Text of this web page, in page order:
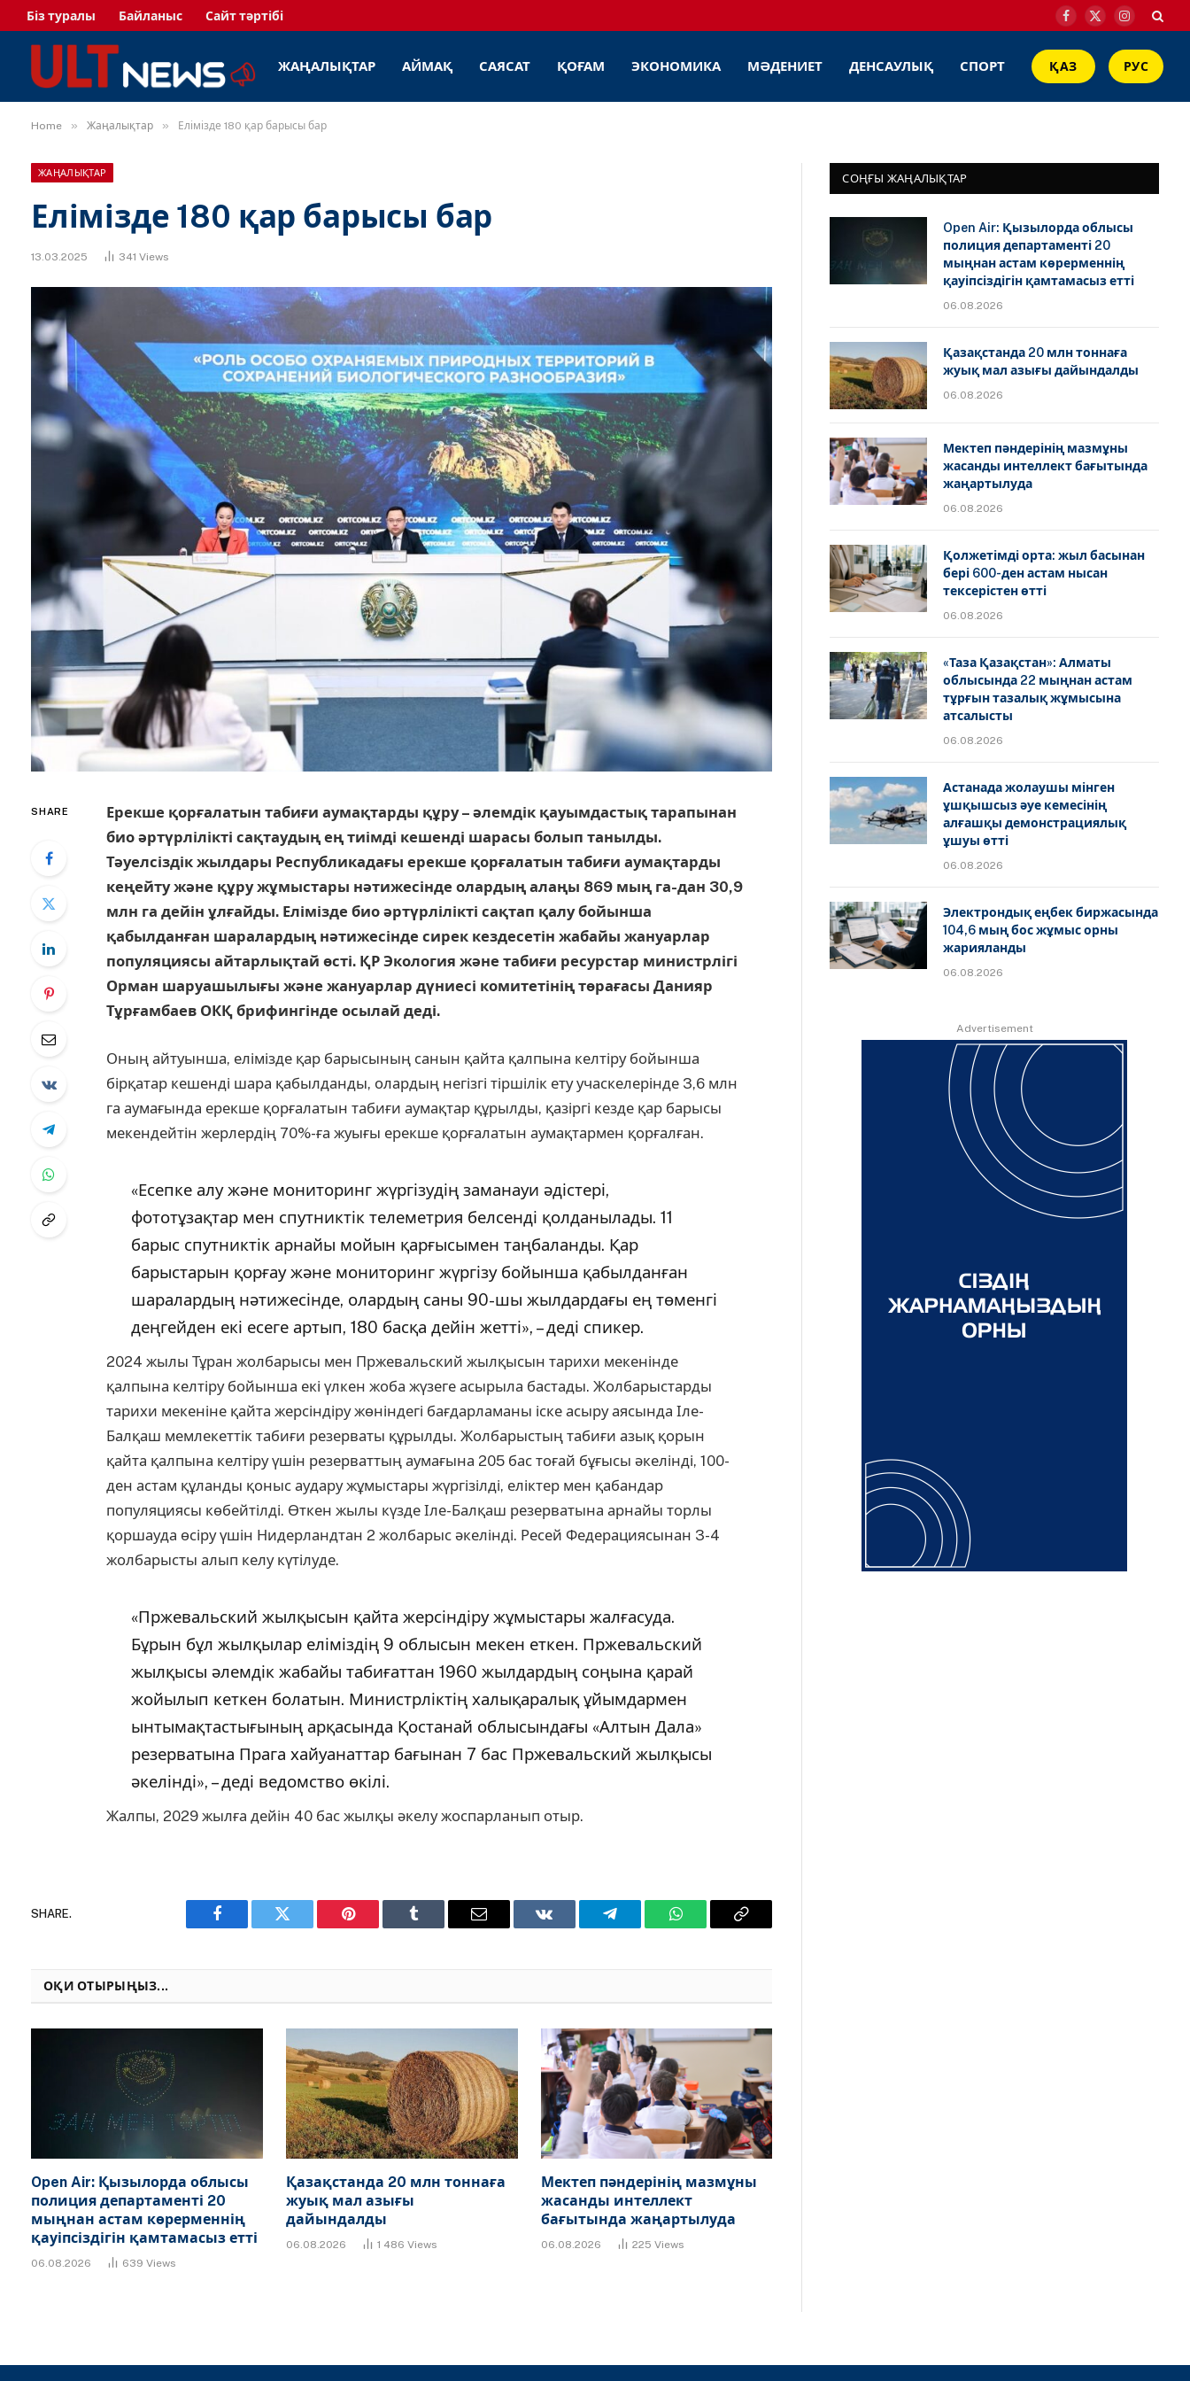
Біз туралы Байланыс Сайт тәртібі
Facebook
X
Instagram
ЖАҢАЛЫҚТАР АЙМАҚ САЯСАТ ҚОҒАМ ЭКОНОМИКА МӘДЕНИЕТ ДЕНСАУЛЫҚ СПОРТ ҚАЗ РУС
Home » Жаңалықтар » Елімізде 180 қар барысы бар
ЖАҢАЛЫҚТАР
Елімізде 180 қар барысы бар
13.03.2025 341 Views
SHARE
Ерекше қорғалатын табиғи аумақтарды құру – әлемдік қауымдастық тарапынан
био әртүрлілікті сақтаудың ең тиімді кешенді шарасы болып танылды.
Тәуелсіздік жылдары Республикадағы ерекше қорғалатын табиғи аумақтарды
кеңейту және құру жұмыстары нәтижесінде олардың алаңы 869 мың га-дан 30,9
млн га дейін ұлғайды. Елімізде био әртүрлілікті сақтап қалу бойынша
қабылданған шаралардың нәтижесінде сирек кездесетін жабайы жануарлар
популяциясы айтарлықтай өсті. ҚР Экология және табиғи ресурстар министрлігі
Орман шаруашылығы және жануарлар дүниесі комитетінің төрағасы Данияр
Тұрғамбаев ОКҚ брифингінде осылай деді.
Оның айтуынша, елімізде қар барысының санын қайта қалпына келтіру бойынша
бірқатар кешенді шара қабылданды, олардың негізгі тіршілік ету учаскелерінде 3,6 млн
га аумағында ерекше қорғалатын табиғи аумақтар құрылды, қазіргі кезде қар барысы
мекендейтін жерлердің 70%-ға жуығы ерекше қорғалатын аумақтармен қорғалған.
«Есепке алу және мониторинг жүргізудің заманауи әдістері,
фототұзақтар мен спутниктік телеметрия белсенді қолданылады. 11
барыс спутниктік арнайы мойын қарғысымен таңбаланды. Қар
барыстарын қорғау және мониторинг жүргізу бойынша қабылданған
шаралардың нәтижесінде, олардың саны 90-шы жылдардағы ең төменгі
деңгейден екі есеге артып, 180 басқа дейін жетті», – деді спикер.
2024 жылы Тұран жолбарысы мен Пржевальский жылқысын тарихи мекенінде
қалпына келтіру бойынша екі үлкен жоба жүзеге асырыла бастады. Жолбарыстарды
тарихи мекеніне қайта жерсіндіру жөніндегі бағдарламаны іске асыру аясында Іле-
Балқаш мемлекеттік табиғи резерваты құрылды. Жолбарыстың табиғи азық қорын
қайта қалпына келтіру үшін резерваттың аумағына 205 бас тоғай бұғысы әкелінді, 100-
ден астам құланды қоныс аудару жұмыстары жүргізілді, еліктер мен қабандар
популяциясы көбейтілді. Өткен жылы күзде Іле-Балқаш резерватына арнайы торлы
қоршауда өсіру үшін Нидерландтан 2 жолбарыс әкелінді. Ресей Федерациясынан 3-4
жолбарысты алып келу күтілуде.
«Пржевальский жылқысын қайта жерсіндіру жұмыстары жалғасуда.
Бұрын бұл жылқылар еліміздің 9 облысын мекен еткен. Пржевальский
жылқысы әлемдік жабайы табиғаттан 1960 жылдардың соңына қарай
жойылып кеткен болатын. Министрліктің халықаралық ұйымдармен
ынтымақтастығының арқасында Қостанай облысындағы «Алтын Дала»
резерватына Прага хайуанаттар бағынан 7 бас Пржевальский жылқысы
әкелінді», – деді ведомство өкілі.
Жалпы, 2029 жылға дейін 40 бас жылқы әкелу жоспарланып отыр.
SHARE.
Facebook Twitter Pinterest Tumblr Email VKontakteTelegram WhatsAppCopy
ОҚИ ОТЫРЫҢЫЗ...
Open Air: Қызылорда облысы
полиция департаменті 20
мыңнан астам көрерменнің
қауіпсіздігін қамтамасыз етті
06.08.2026 639 Views
Қазақстанда 20 млн тоннаға
жуық мал азығы
дайындалды
06.08.2026 1 486 Views
Мектеп пәндерінің мазмұны
жасанды интеллект
бағытында жаңартылуда
06.08.2026 225 Views
СОҢҒЫ ЖАҢАЛЫҚТАР
Open Air: Қызылорда облысы
полиция департаменті 20
мыңнан астам көрерменнің
қауіпсіздігін қамтамасыз етті
06.08.2026
Қазақстанда 20 млн тоннаға
жуық мал азығы дайындалды
06.08.2026
Мектеп пәндерінің мазмұны
жасанды интеллект бағытында
жаңартылуда
06.08.2026
Қолжетімді орта: жыл басынан
бері 600-ден астам нысан
тексерістен өтті
06.08.2026
«Таза Қазақстан»: Алматы
облысында 22 мыңнан астам
тұрғын тазалық жұмысына
атсалысты
06.08.2026
Астанада жолаушы мінген
ұшқышсыз әуе кемесінің
алғашқы демонстрациялық
ұшуы өтті
06.08.2026
Электрондық еңбек биржасында
104,6 мың бос жұмыс орны
жарияланды
06.08.2026
Advertisement